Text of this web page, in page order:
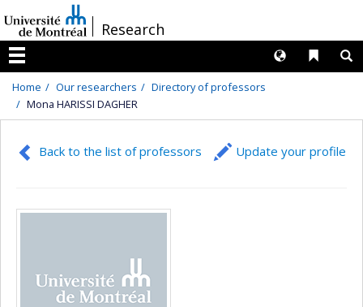
au
contenu
/Research
Menu
Liens
Langues
Home Our researchers
Directory of professors
Mona HARISSI DAGHER
Back to the list of professors Update your profile